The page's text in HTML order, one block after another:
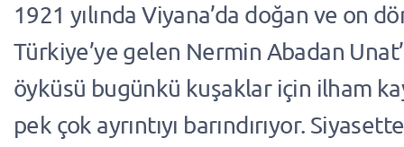
1921 yılında Viyana’da doğan ve on
Türkiye’ye gelen Nermin Abadan
öyküsü bugünkü kuşaklar için ilham
pek çok ayrıntıyı barındırıyor.